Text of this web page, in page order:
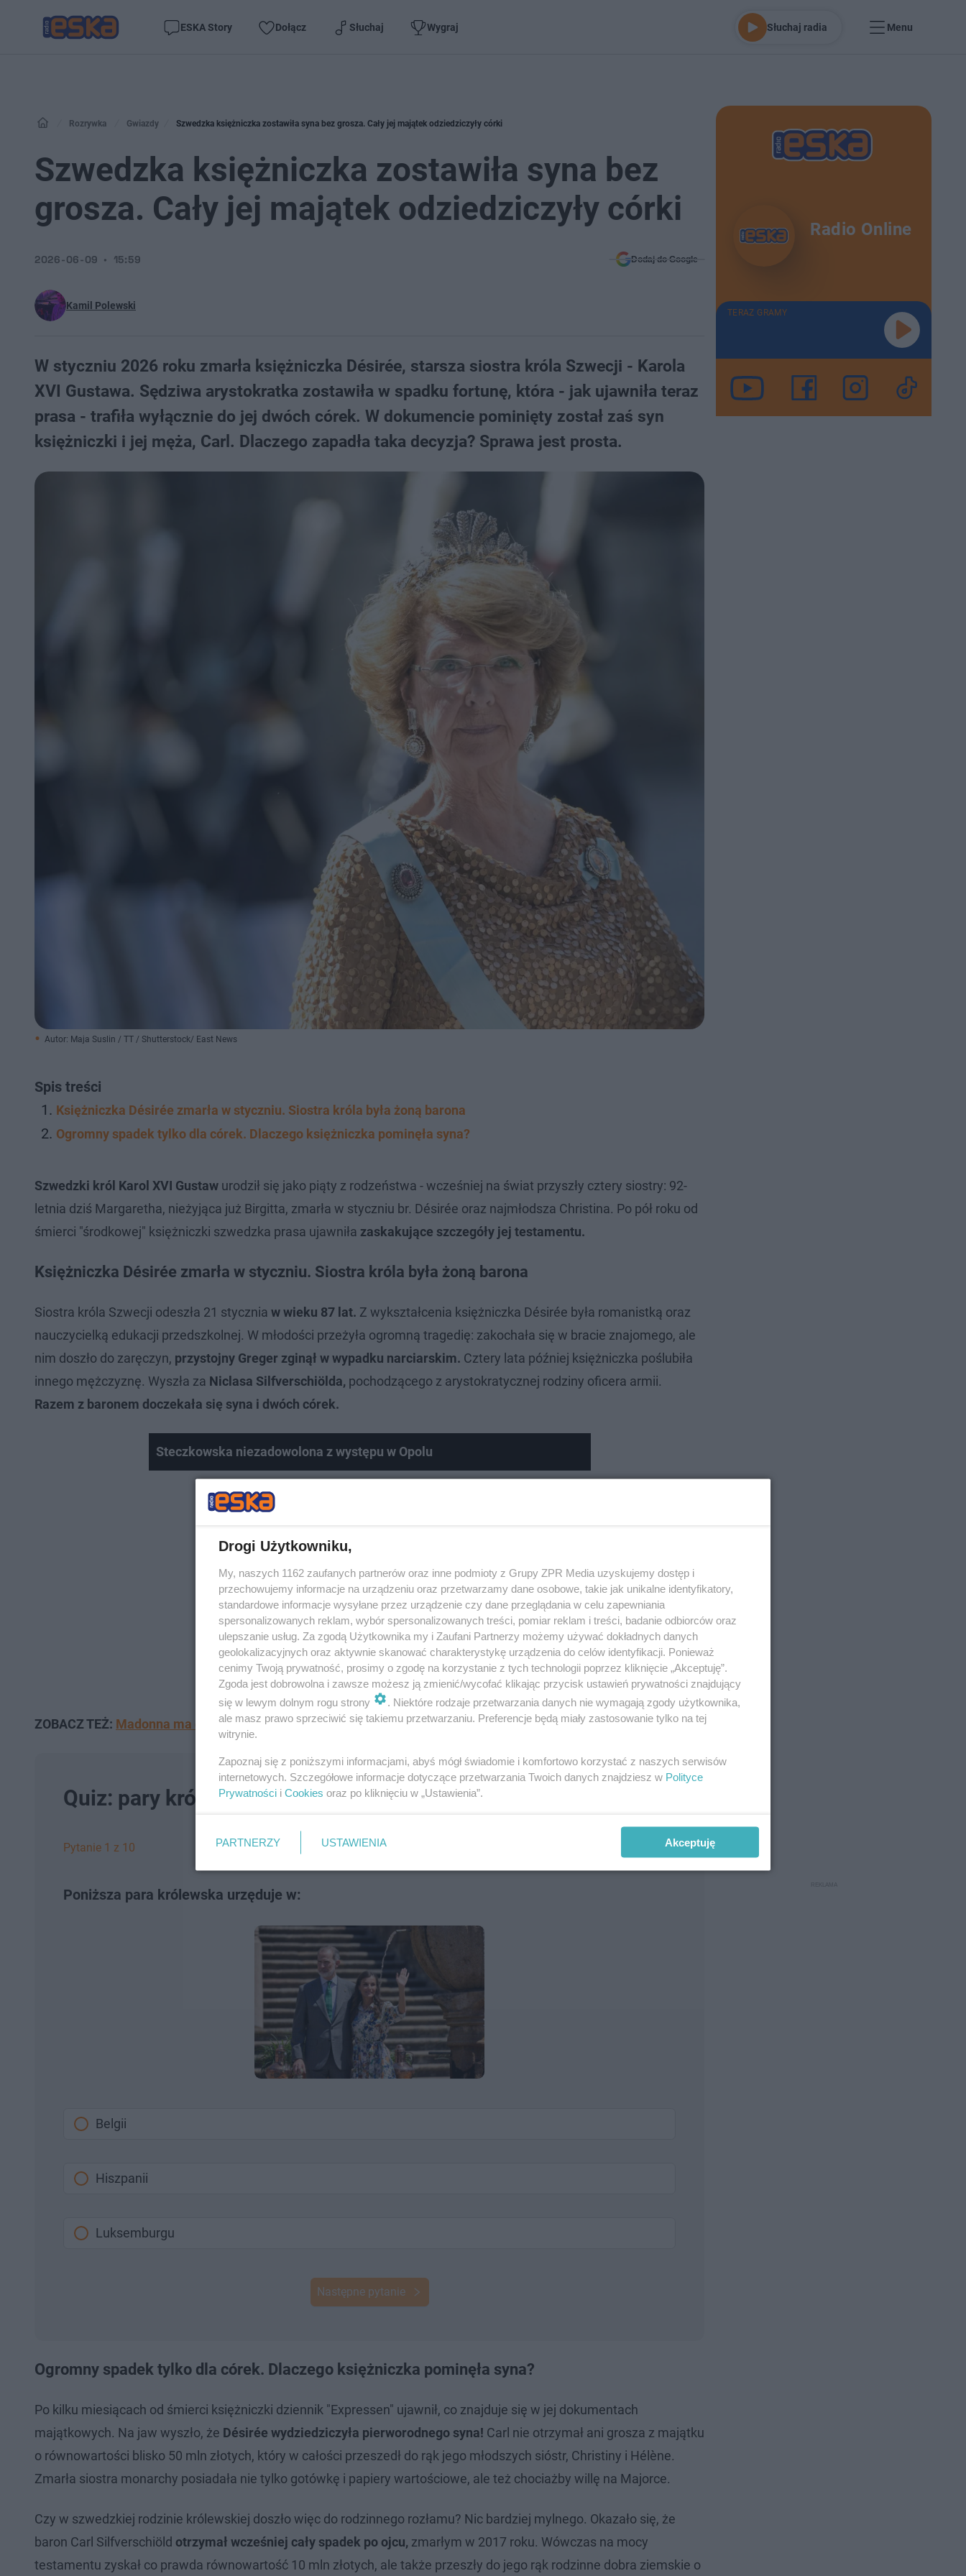
ESKA Story Dołącz Słuchaj Wygraj Słuchaj radia Menu
Rozrywka Gwiazdy Szwedzka księżniczka zostawiła syna bez grosza. Cały jej majątek odziedziczyły córki
Szwedzka księżniczka zostawiła syna bez
grosza. Cały jej majątek odziedziczyły córki
Kamil Polewski
2026-06-09 15:59 Dodaj do Google
W styczniu 2026 roku zmarła księżniczka Désirée, starsza siostra króla Szwecji - Karola
XVI Gustawa. Sędziwa arystokratka zostawiła w spadku fortunę, która - jak ujawniła teraz
prasa - trafiła wyłącznie do jej dwóch córek. W dokumencie pominięty został zaś syn
księżniczki i jej męża, Carl. Dlaczego zapadła taka decyzja? Sprawa jest prosta.
Autor: Maja Suslin / TT / Shutterstock/ East News
Spis treści
Księżniczka Désirée zmarła w styczniu. Siostra króla była żoną barona
Ogromny spadek tylko dla córek. Dlaczego księżniczka pominęła syna?
Szwedzki król Karol XVI Gustaw urodził się jako piąty z rodzeństwa - wcześniej na świat przyszły cztery siostry: 92-
letnia dziś Margaretha, nieżyjąca już Birgitta, zmarła w styczniu br. Désirée oraz najmłodsza Christina. Po pół roku od
śmierci "środkowej" księżniczki szwedzka prasa ujawniła zaskakujące szczegóły jej testamentu.
Księżniczka Désirée zmarła w styczniu. Siostra króla była żoną barona
Siostra króla Szwecji odeszła 21 stycznia w wieku 87 lat. Z wykształcenia księżniczka Désirée była romanistką oraz
nauczycielką edukacji przedszkolnej. W młodości przeżyła ogromną tragedię: zakochała się w bracie znajomego, ale
nim doszło do zaręczyn, przystojny Greger zginął w wypadku narciarskim. Cztery lata później księżniczka poślubiła
innego mężczyznę. Wyszła za Niclasa Silfverschiölda, pochodzącego z arystokratycznej rodziny oficera armii.
Razem z baronem doczekała się syna i dwóch córek.
Steczkowska niezadowolona z występu w Opolu
ZOBACZ TEŻ: Madonna ma dość nagrywania koncertów. "Odłóżcie te pie*rzone telefony i zjednoczcie się"
Quiz: pary królewskie w Europie
Pytanie 1 z 10
Poniższa para królewska urzęduje w:
Belgii
Hiszpanii
Luksemburgu
Następne pytanie
Ogromny spadek tylko dla córek. Dlaczego księżniczka pominęła syna?
Po kilku miesiącach od śmierci księżniczki dziennik "Expressen" ujawnił, co znajduje się w jej dokumentach
majątkowych. Na jaw wyszło, że Désirée wydziedziczyła pierworodnego syna! Carl nie otrzymał ani grosza z majątku
o równowartości blisko 50 mln złotych, który w całości przeszedł do rąk jego młodszych sióstr, Christiny i Hélène.
Zmarła siostra monarchy posiadała nie tylko gotówkę i papiery wartościowe, ale też chociażby willę na Majorce.
Czy w szwedzkiej rodzinie królewskiej doszło więc do rodzinnego rozłamu? Nic bardziej mylnego. Okazało się, że
baron Carl Silfverschiöld otrzymał wcześniej cały spadek po ojcu, zmarłym w 2017 roku. Wówczas na mocy
testamentu zyskał co prawda równowartość 10 mln złotych, ale także przeszły do jego rąk rodzinne dobra ziemskie o
Radio Online
TERAZ GRAMY
Drogi Użytkowniku,
My, naszych 1162 zaufanych partnerów oraz inne podmioty z Grupy ZPR Media uzyskujemy dostęp i
przechowujemy informacje na urządzeniu oraz przetwarzamy dane osobowe, takie jak unikalne identyfikatory,
standardowe informacje wysyłane przez urządzenie czy dane przeglądania w celu zapewniania
spersonalizowanych reklam, wybór spersonalizowanych treści, pomiar reklam i treści, badanie odbiorców oraz
ulepszanie usług. Za zgodą Użytkownika my i Zaufani Partnerzy możemy używać dokładnych danych
geolokalizacyjnych oraz aktywnie skanować charakterystykę urządzenia do celów identyfikacji. Ponieważ
cenimy Twoją prywatność, prosimy o zgodę na korzystanie z tych technologii poprzez kliknięcie „Akceptuję”.
Zgoda jest dobrowolna i zawsze możesz ją zmienić/wycofać klikając przycisk ustawień prywatności znajdujący
się w lewym dolnym rogu strony
. Niektóre rodzaje przetwarzania danych nie wymagają zgody użytkownika,
ale masz prawo sprzeciwić się takiemu przetwarzaniu. Preferencje będą miały zastosowanie tylko na tej
witrynie.
Zapoznaj się z poniższymi informacjami, abyś mógł świadomie i komfortowo korzystać z naszych serwisów
internetowych. Szczegółowe informacje dotyczące przetwarzania Twoich danych znajdziesz w Polityce
Prywatności i Cookies oraz po kliknięciu w „Ustawienia”.
PARTNERZY USTAWIENIA Akceptuję